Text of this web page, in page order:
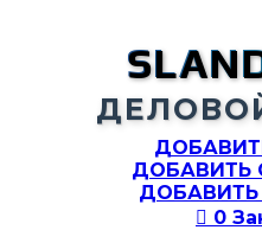
ДОБАВИТЬ
 0